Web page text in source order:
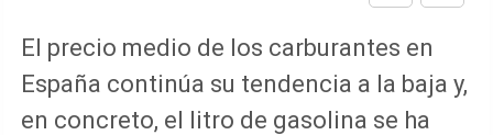
El precio medio de los carburantes en
España continúa su tendencia a la baja y,
en concreto, el litro de gasolina se ha